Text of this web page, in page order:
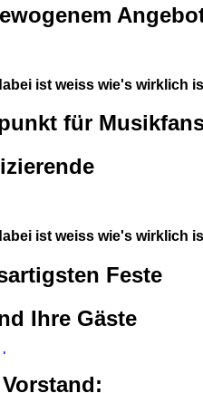
ist weiss wie's wirklich
für
ist weiss wie's wirklich
Feste
Ihre Gäste